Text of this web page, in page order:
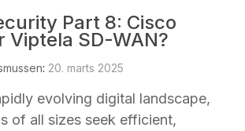
Part 8: Cisco
Viptela SD-WAN?
: 20. marts 2025
evolving digital landscape,
of all sizes seek efficient,